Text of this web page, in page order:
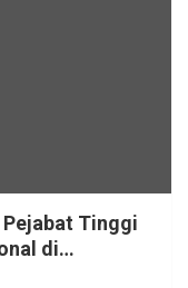
Tinggi
di
Mentawai